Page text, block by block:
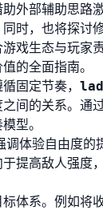
外部辅助思
时，也将探讨
戏生态与玩家
的全面指南。
固定节奏，
间的关系。通
型。
体验自由度的
提高敌人强度
体系。例如